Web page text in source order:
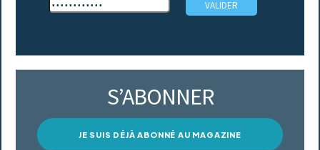
S’ABONNER
JE SUIS DÉJÀ ABONNÉ AU MAGAZINE